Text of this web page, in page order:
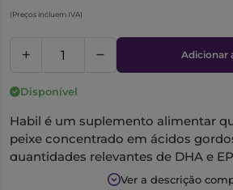
(Preços incluem IVA)
Adicionar
Disponível
Habil é um suplemento alimentar
peixe concentrado em ácidos
quantidades relevantes de DHA e
para a manutenção de uma normal
Ver a descrição